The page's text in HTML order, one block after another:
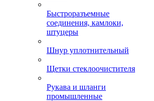
Быстроразъемные
соединения, камлоки,
штуцеры
Шнур уплотнительный
Щетки стеклоочистителя
Рукава и шланги
промышленные